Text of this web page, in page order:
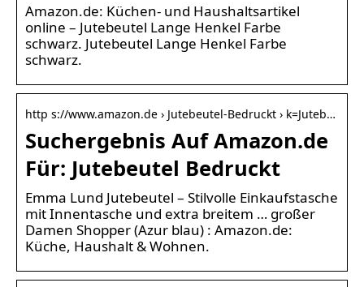
Amazon.de: Küchen- und Haushaltsartikel
online – Jutebeutel Lange Henkel Farbe
schwarz. Jutebeutel Lange Henkel Farbe
schwarz.
http s://www.amazon.de › Jutebeutel-Bedruckt › k=Juteb…
Suchergebnis Auf Amazon.de
Für: Jutebeutel Bedruckt
Emma Lund Jutebeutel – Stilvolle Einkaufstasche
mit Innentasche und extra breitem … großer
Damen Shopper (Azur blau) : Amazon.de:
Küche, Haushalt & Wohnen.